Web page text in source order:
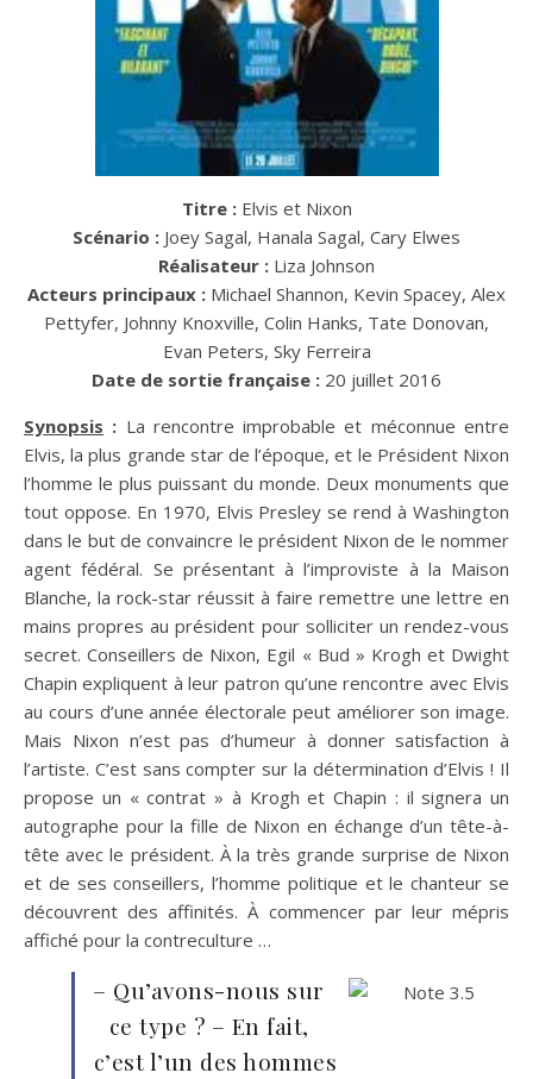
Titre : Elvis et Nixon
Scénario : Joey Sagal, Hanala Sagal, Cary Elwes
Réalisateur : Liza Johnson
Acteurs principaux : Michael Shannon, Kevin Spacey, Alex
Pettyfer, Johnny Knoxville, Colin Hanks, Tate Donovan,
Evan Peters, Sky Ferreira
Date de sortie française : 20 juillet 2016
Synopsis : La rencontre improbable et méconnue entre
Elvis, la plus grande star de l’époque, et le Président Nixon
l’homme le plus puissant du monde. Deux monuments que
tout oppose. En 1970, Elvis Presley se rend à Washington
dans le but de convaincre le président Nixon de le nommer
agent fédéral. Se présentant à l’improviste à la Maison
Blanche, la rock-star réussit à faire remettre une lettre en
mains propres au président pour solliciter un rendez-vous
secret. Conseillers de Nixon, Egil « Bud » Krogh et Dwight
Chapin expliquent à leur patron qu’une rencontre avec Elvis
au cours d’une année électorale peut améliorer son image.
Mais Nixon n’est pas d’humeur à donner satisfaction à
l’artiste. C’est sans compter sur la détermination d’Elvis ! Il
propose un « contrat » à Krogh et Chapin : il signera un
autographe pour la fille de Nixon en échange d’un tête-à-
tête avec le président. À la très grande surprise de Nixon
et de ses conseillers, l’homme politique et le chanteur se
découvrent des affinités. À commencer par leur mépris
affiché pour la contreculture …
– Qu’avons-nous sur
ce type ? – En fait,
c’est l’un des hommes